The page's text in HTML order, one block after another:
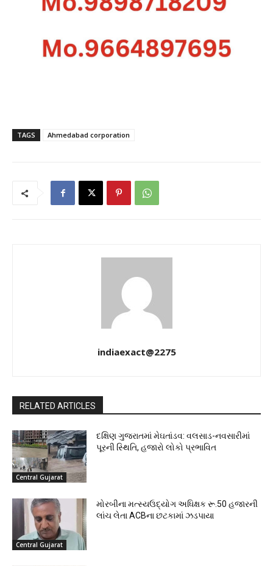
TAGS Ahmedabad corporation
indiaexact@2275
RELATED ARTICLES
Central Gujarat
દક્ષિણ ગુજરાતમાં મેઘતાંડવ: વલસાડ-નવસારીમાં
પૂરની સ્થિતિ, હજારો લોકો પ્રભાવિત
Central Gujarat
મોરબીના મત્સ્યઉદ્યોગ અધિક્ષક રૂ.50 હજારની
લાંચ લેતા ACBના છટકામાં ઝડપાયા